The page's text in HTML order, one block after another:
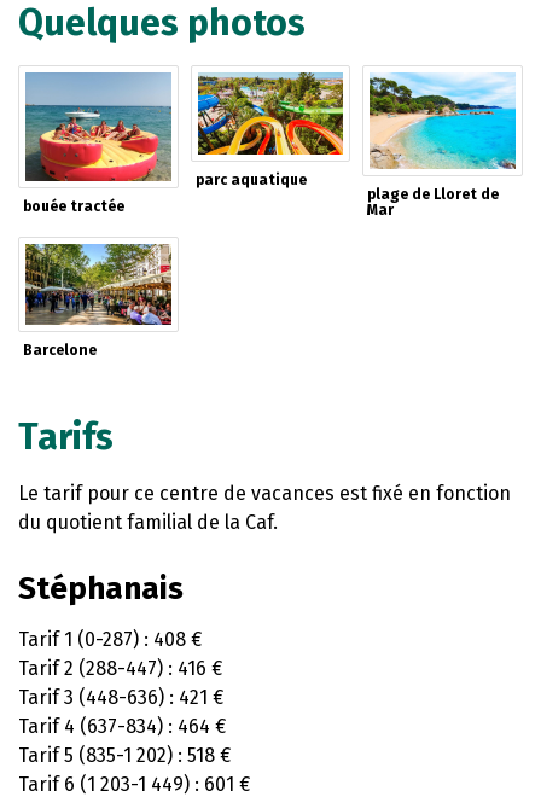
Quelques photos
bouée tractée
parc aquatique
plage de Lloret de
Mar
Barcelone
Tarifs
Le tarif pour ce centre de vacances est fixé en fonction
du quotient familial de la Caf.
Stéphanais
Tarif 1 (0-287) : 408 €
Tarif 2 (288-447) : 416 €
Tarif 3 (448-636) : 421 €
Tarif 4 (637-834) : 464 €
Tarif 5 (835-1 202) : 518 €
Tarif 6 (1 203-1 449) : 601 €